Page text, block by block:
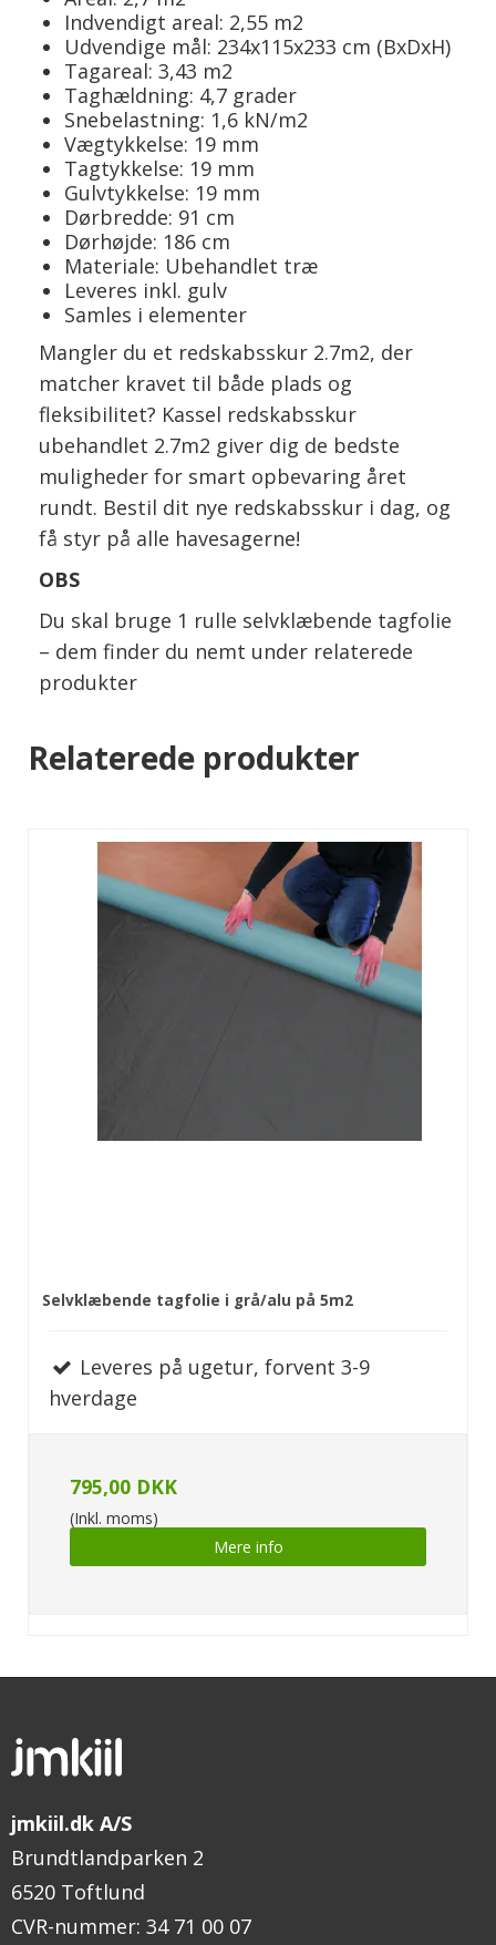
Indvendigt areal: 2,55 m2
Udvendige mål: 234x115x233 cm (BxDxH)
Tagareal: 3,43 m2
Taghældning: 4,7 grader
Snebelastning: 1,6 kN/m2
Vægtykkelse: 19 mm
Tagtykkelse: 19 mm
Gulvtykkelse: 19 mm
Dørbredde: 91 cm
Dørhøjde: 186 cm
Materiale: Ubehandlet træ
Leveres inkl. gulv
Samles i elementer
Mangler du et redskabsskur 2.7m2, der
matcher kravet til både plads og
fleksibilitet? Kassel redskabsskur
ubehandlet 2.7m2 giver dig de bedste
muligheder for smart opbevaring året
rundt. Bestil dit nye redskabsskur i dag, og
få styr på alle havesagerne!
OBS
Du skal bruge 1 rulle selvklæbende tagfolie
– dem finder du nemt under relaterede
produkter
Relaterede produkter
Selvklæbende tagfolie i grå/alu på 5m2
Leveres på ugetur, forvent 3-9
hverdage
795,00 DKK
(Inkl. moms)
Mere info
jmkiil.dk A/S
Brundtlandparken 2
6520 Toftlund
CVR-nummer: 34 71 00 07